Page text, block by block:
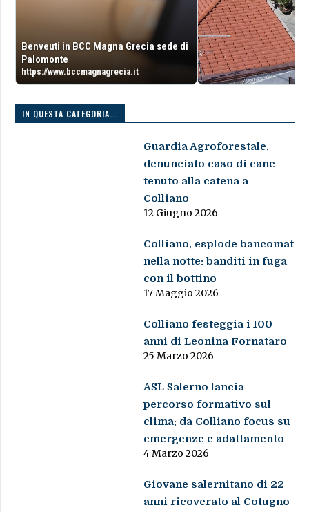
Benveuti in BCC Magna Grecia sede di
Palomonte
https://www.bccmagnagrecia.it
IN QUESTA CATEGORIA...
Guardia Agroforestale,
denunciato caso di cane
tenuto alla catena a
Colliano
12 Giugno 2026
Colliano, esplode bancomat
nella notte: banditi in fuga
con il bottino
17 Maggio 2026
Colliano festeggia i 100
anni di Leonina Fornataro
25 Marzo 2026
ASL Salerno lancia
percorso formativo sul
clima: da Colliano focus su
emergenze e adattamento
4 Marzo 2026
Giovane salernitano di 22
anni ricoverato al Cotugno